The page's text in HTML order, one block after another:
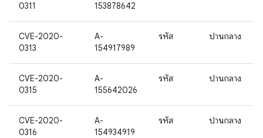
0311
153878642
CVE-2020-
0313
A-
154917989
รหัส ปานกลาง
CVE-2020-
0315
A-
155642026
รหัส ปานกลาง
CVE-2020-
0316
A-
154934919
รหัส ปานกลาง